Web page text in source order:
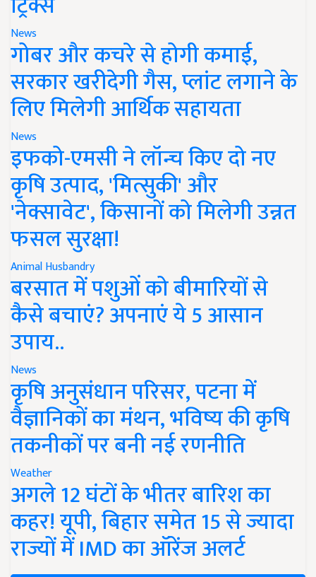
News
गोबर और कचरे से होगी कमाई,
सरकार खरीदेगी गैस, प्लांट लगाने के
लिए मिलेगी आर्थिक सहायता
News
इफको-एमसी ने लॉन्च किए दो नए
कृषि उत्पाद, 'मित्सुकी' और
'नेक्सावेट', किसानों को मिलेगी उन्नत
फसल सुरक्षा!
Animal Husbandry
बरसात में पशुओं को बीमारियों से
कैसे बचाएं? अपनाएं ये 5 आसान
उपाय..
News
कृषि अनुसंधान परिसर, पटना में
वैज्ञानिकों का मंथन, भविष्य की कृषि
तकनीकों पर बनी नई रणनीति
Weather
अगले 12 घंटों के भीतर बारिश का
कहर! यूपी, बिहार समेत 15 से ज्यादा
राज्यों में IMD का ऑरेंज अलर्ट